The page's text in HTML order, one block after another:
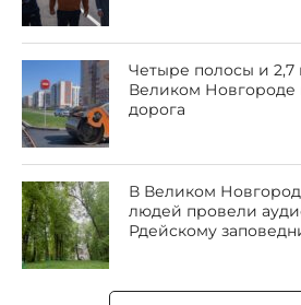
Четыре полосы и 2,7
Великом Новгороде
дорога
В Великом
людей провели
Рдейскому